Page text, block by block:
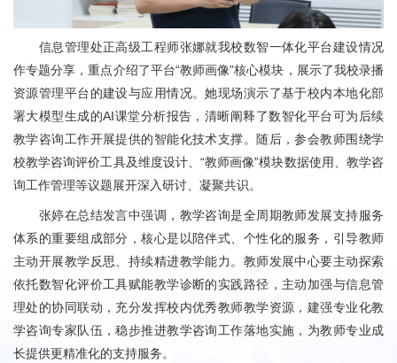
信息管理处正高级工程师张娜就我校数智一体化平台建设情况
作专题分享，重点介绍了平台“教师画像”核心模块，展示了我校录播
资源管理平台的建设与应用情况。她现场演示了基于校内本地化部
署大模型生成的AI课堂分析报告，清晰阐释了数智化平台可为后续
教学咨询工作开展提供的智能化技术支撑。随后，参会教师围绕学
校教学咨询评价工具及维度设计、“教师画像”模块数据使用、教学咨
询工作管理等议题展开深入研讨、凝聚共识。
张婷在总结发言中强调，教学咨询是全周期教师发展支持服务
体系的重要组成部分，核心是以陪伴式、个性化的服务，引导教师
主动开展教学反思、持续精进教学能力。教师发展中心要主动探索
依托数智化评价工具赋能教学诊断的实践路径，主动加强与信息管
理处的协同联动，充分发挥校内优秀教师教学资源，建强专业化教
学咨询专家队伍，稳步推进教学咨询工作落地实施，为教师专业成
长提供更精准化的支持服务。